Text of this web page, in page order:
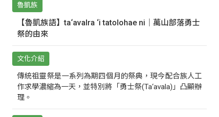
魯凱族
【魯凱族語】ta‘avalra ‘i tatolohae ni｜萬山部落勇士
祭的由來
文化介紹
傳統祖靈祭是一系列為期四個月的祭典，現今配合族人工
作求學濃縮為一天，並特別將「勇士祭(Ta‘avala)」凸顯辦
理。